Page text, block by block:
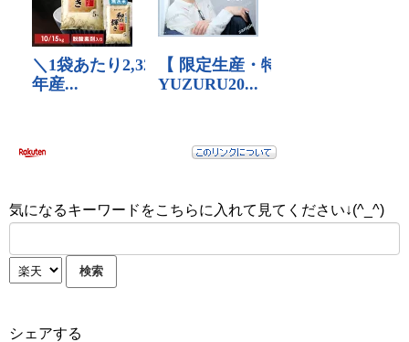
気になるキーワードをこちらに入れて見てください↓(^_^)
シェアする